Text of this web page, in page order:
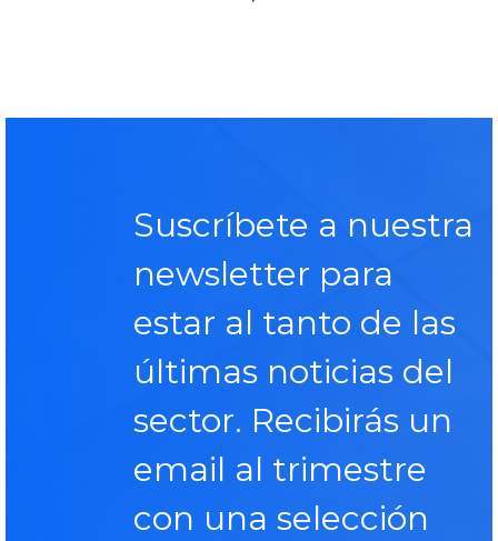
Suscríbete a nuestra
newsletter para
estar al tanto de las
últimas noticias del
sector. Recibirás un
email al trimestre
con una selección